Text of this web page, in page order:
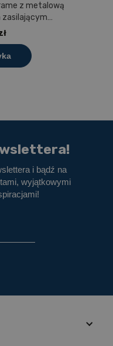
z metalową
zasilającym
4-6, blat
i bądź na
wyjątkowymi